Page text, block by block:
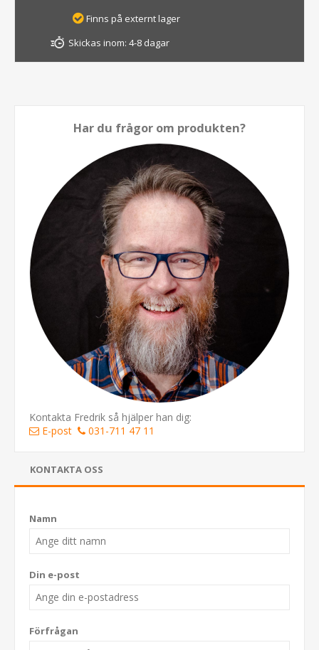
Finns på externt lager
Skickas inom: 4-8 dagar
Har du frågor om produkten?
Kontakta Fredrik så hjälper han dig:
E-post
031-711 47 11
KONTAKTA OSS
Namn
Din e-post
Förfrågan